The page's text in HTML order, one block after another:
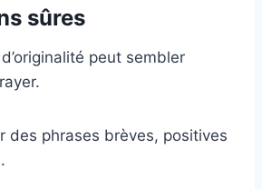
sûres
peut sembler
des phrases brèves, positives